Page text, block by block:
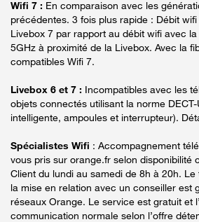
Wifi 7 : En comparaison avec les
précédentes. 3 fois plus rapide : Débit
Livebox 7 par rapport au débit wifi avec
5GHz à proximité de la Livebox. Avec la
compatibles Wifi 7.
Livebox 6 et 7 : Incompatibles avec les
objets connectés utilisant la norme
intelligente, ampoules et interrupteur).
Spécialistes Wifi : Accompagnement
vous pris sur orange.fr selon disponibilité
Client du lundi au samedi de 8h à 20h. Le
la mise en relation avec un conseiller est
réseaux Orange. Le service est gratuit et
communication normale selon l’offre